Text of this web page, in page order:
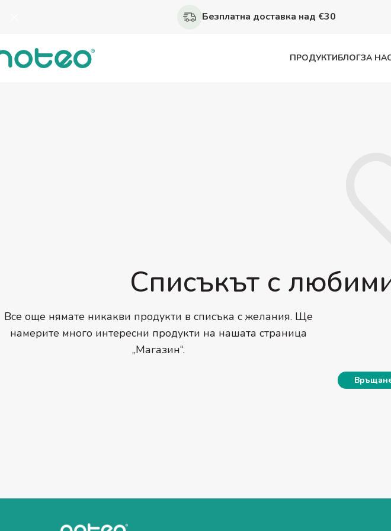
ПРОДУКТИБЛОГЗА
Списъкът с
Все още нямате никакви продукти в списъка с желания. Ще
намерите много интересни продукти на нашата страница
„Магазин“.
Безплатна доставка над €30